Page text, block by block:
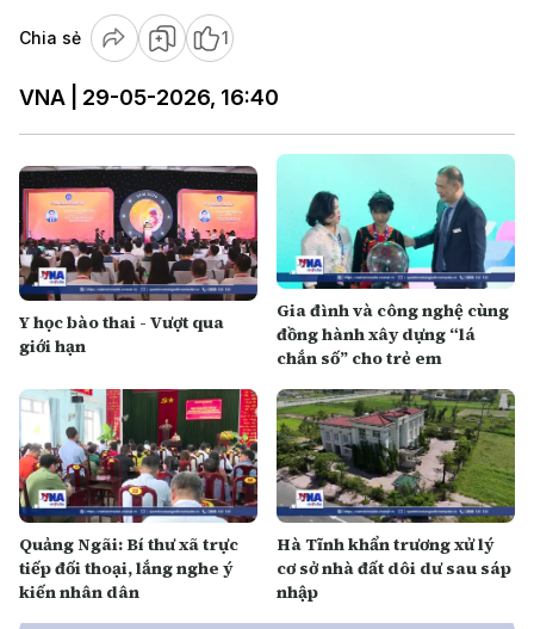
Chia sẻ 1
VNA | 29-05-2026, 16:40
Y học bào thai - Vượt qua
giới hạn
Gia đình và công nghệ cùng
đồng hành xây dựng “lá
chắn số” cho trẻ em
Quảng Ngãi: Bí thư xã trực
tiếp đối thoại, lắng nghe ý
kiến nhân dân
Hà Tĩnh khẩn trương xử lý
cơ sở nhà đất dôi dư sau sáp
nhập